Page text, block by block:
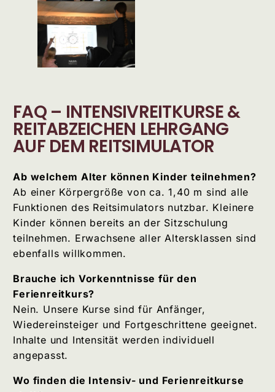
FAQ – INTENSIVREITKURSE &
REITABZEICHEN LEHRGANG
AUF DEM REITSIMULATOR
Ab welchem Alter können Kinder teilnehmen?
Ab einer Körpergröße von ca. 1,40 m sind alle
Funktionen des Reitsimulators nutzbar. Kleinere
Kinder können bereits an der Sitzschulung
teilnehmen. Erwachsene aller Altersklassen sind
ebenfalls willkommen.
Brauche ich Vorkenntnisse für den
Ferienreitkurs?
Nein. Unsere Kurse sind für Anfänger,
Wiedereinsteiger und Fortgeschrittene geeignet.
Inhalte und Intensität werden individuell
angepasst.
Wo finden die Intensiv- und Ferienreitkurse